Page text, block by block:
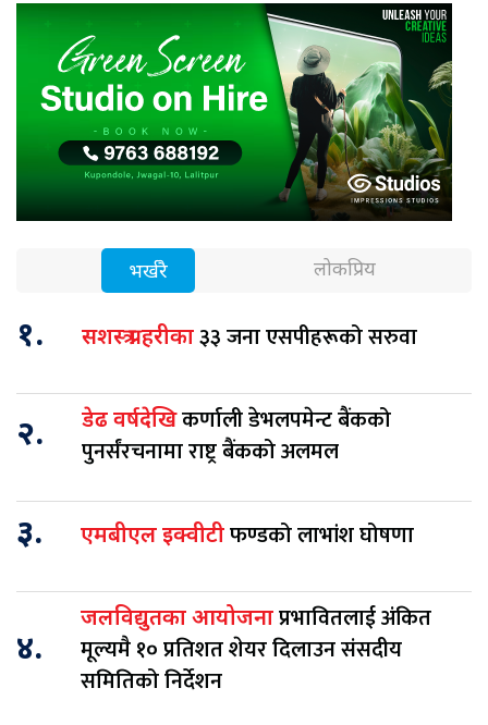
भर्खरै लोकप्रिय
१. सशस्त्र प्रहरीका३३ जना एसपीहरूको सरुवा
२. डेढ वर्षदेखिकर्णाली डेभलपमेन्ट बैंकको
पुनर्संरचनामा राष्ट्र बैंकको अलमल
३. एमबीएल इक्वीटीफण्डको लाभांश घोषणा
४.
जलविद्युतका आयोजनाप्रभावितलाई अंकित
मूल्यमै १० प्रतिशत शेयर दिलाउन संसदीय
समितिको निर्देशन